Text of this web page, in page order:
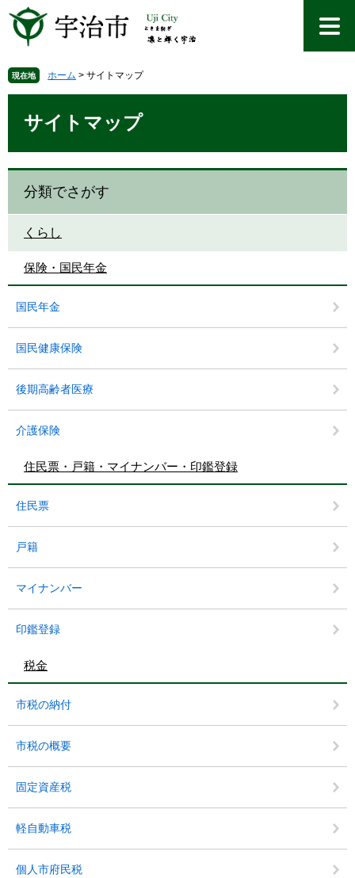
先を
文
現在地 ホーム > サイトマップ
サイトマップ
分類でさがす
くらし
保険・国民年金
国民年金
国民健康保険
後期高齢者医療
介護保険
住民票・戸籍・マイナンバー・印鑑登録
住民票
戸籍
マイナンバー
印鑑登録
税金
市税の納付
市税の概要
固定資産税
軽自動車税
個人市府民税